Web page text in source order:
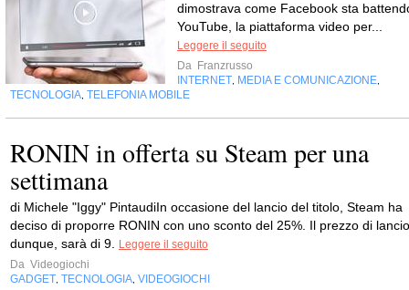
dimostrava come Facebook sta
YouTube, la piattaforma video per...
Leggere il seguito
Da Franzrusso
INTERNET MEDIA E COMUNICAZIONE
TECNOLOGIA TELEFONIA MOBILE
RONIN in offerta su Steam per una
settimana
di Michele "Iggy" PintaudiIn occasione del lancio del titolo, Steam ha
deciso di proporre RONIN con uno sconto del 25%. Il prezzo di
dunque, sarà di 9.
Leggere il seguito
Da Videogiochi
GADGET TECNOLOGIA VIDEOGIOCHI